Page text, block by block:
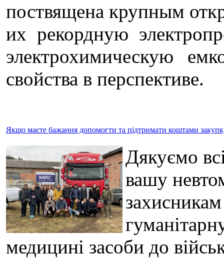
поствящена крупным
их рекордную
электрохимическую
свойства в перспективе.
Якщо маєте бажання допомогти та підтримати коштами
Дякуємо
вашу
медицині засоби до